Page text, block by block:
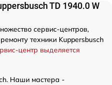
TD 1940.0 W
сервис-центров,
техники Kuppersbusch
центр выделяется
Наши мастера -